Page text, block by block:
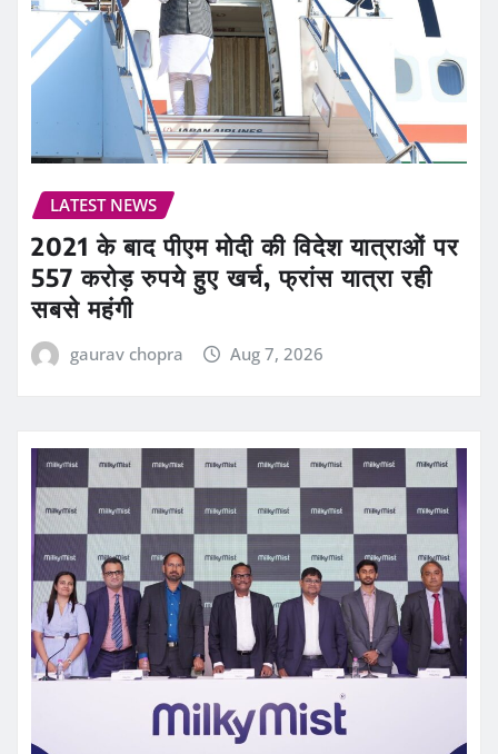
LATEST NEWS
2021 के बाद पीएम मोदी की विदेश यात्राओं पर
557 करोड़ रुपये हुए खर्च, फ्रांस यात्रा रही
सबसे महंगी
gaurav chopra Aug 7, 2026